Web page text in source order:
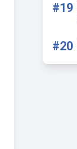
#19
#20